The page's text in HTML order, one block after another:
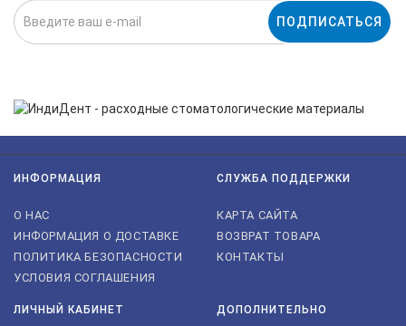
ПОДПИСАТЬСЯ
ИНФОРМАЦИЯ
О НАС
ИНФОРМАЦИЯ О ДОСТАВКЕ
ПОЛИТИКА БЕЗОПАСНОСТИ
УСЛОВИЯ СОГЛАШЕНИЯ
СЛУЖБА ПОДДЕРЖКИ
КАРТА САЙТА
ВОЗВРАТ ТОВАРА
КОНТАКТЫ
ЛИЧНЫЙ КАБИНЕТ ДОПОЛНИТЕЛЬНО